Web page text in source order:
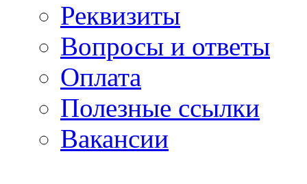
Реквизиты
Вопросы и ответы
Оплата
Полезные ссылки
Вакансии